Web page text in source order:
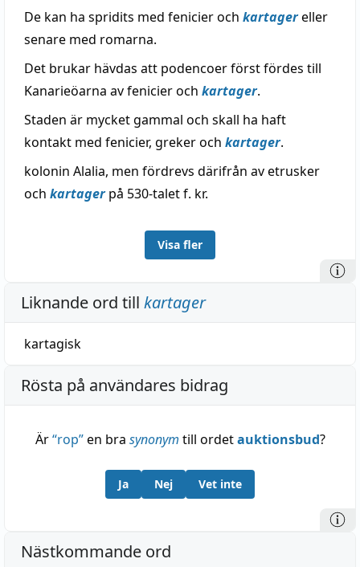
De kan ha spridits med fenicier och kartagereller
senare med romarna.
Det brukar hävdas att podencoer först fördes till
Kanarieöarna av fenicier och kartager.
Staden är mycket gammal och skall ha haft
kontakt med fenicier, greker och kartager.
kolonin Alalia, men fördrevs därifrån av etrusker
och kartagerpå 530-talet f. kr.
Visa fler
Liknande ord till kartager
kartagisk
Rösta på användares bidrag
Är“rop”en bra synonym till ordetauktionsbud?
Ja Nej Vet inte
Nästkommande ord